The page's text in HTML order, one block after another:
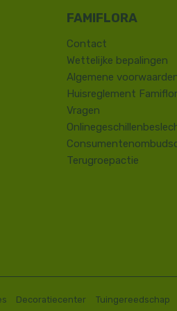
Contact
​Wettelijke bepalingen
Algemene
Huisreglement
Vragen
Terugroepactie
Decoratiecenter Tuingereedschap